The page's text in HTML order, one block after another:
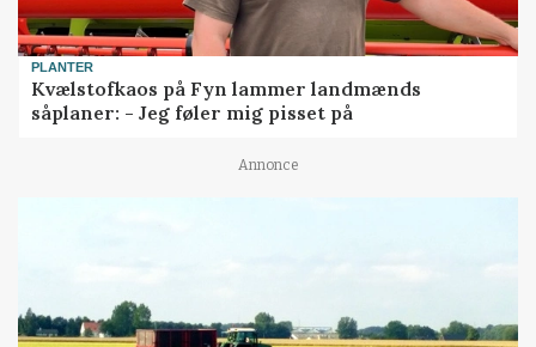
PLANTER
Kvælstofkaos på Fyn lammer landmænds
såplaner: - Jeg føler mig pisset på
Annonce